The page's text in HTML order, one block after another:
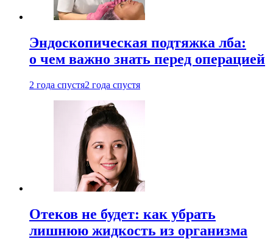
Эндоскопическая подтяжка лба:
о чем важно знать перед операцией
2 года спустя2 года спустя
Отеков не будет: как убрать
лишнюю жидкость из организма